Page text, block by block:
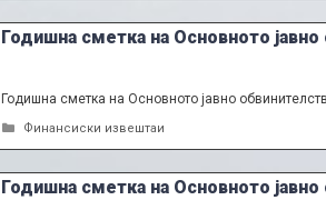
Годишна сметка на Основното
Годишна сметка на Основното јавно
Categories
Финансиски извештаи
Годишна сметка на Основното јавно